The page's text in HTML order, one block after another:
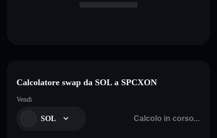
Calcolatore swap da SOL a SPCXON
Vendi
SOL